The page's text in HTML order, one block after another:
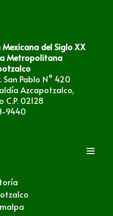
del Siglo XX
Metropolitana
San Pablo N° 420
Azcapotzalco,
C.P. 02128
9440
≡